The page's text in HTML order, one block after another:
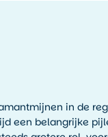
in de
een belangrijke